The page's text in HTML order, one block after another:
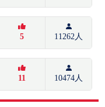
5 11262人
11 10474人